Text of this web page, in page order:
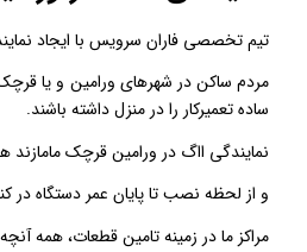
تیم تخصصی فاران سرویس با ایجاد
مردم ساکن در شهرهای ورامین و یا
ساده تعمیرکار را در منزل داشته باشند.
نمایندگی ااگ در ورامین قرچک مامازند
و از لحظه نصب تا پایان عمر دستگاه در
مراکز ما در زمینه تامین قطعات، همه